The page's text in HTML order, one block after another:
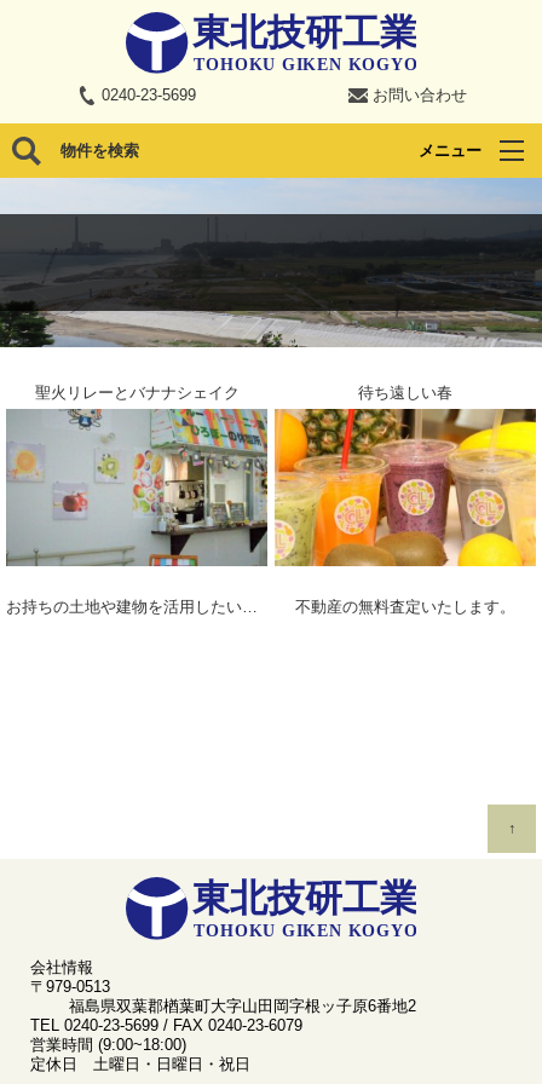
0240-23-5699 お問い合わせ
物件を検索 メニュー
聖火リレーとバナナシェイク 待ち遠しい春
不動産の無料査定いたします。
会社情報
〒979-0513
福島県双葉郡楢葉町大字山田岡字根ッ子原6番地2
TEL 0240-23-5699 / FAX 0240-23-6079
営業時間 (9:00~18:00)
定休日 土曜日・日曜日・祝日
↑